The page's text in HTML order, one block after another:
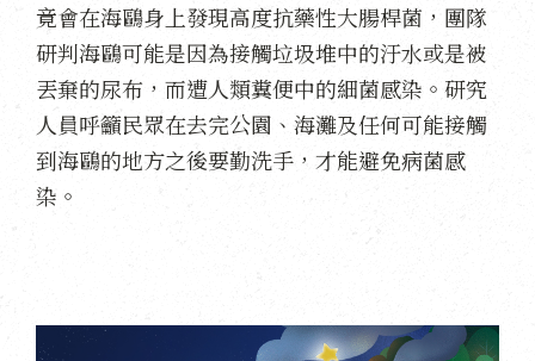
竟會在海鷗身上發現高度抗藥性大腸桿菌，團隊
研判海鷗可能是因為接觸垃圾堆中的汙水或是被
丟棄的尿布，而遭人類糞便中的細菌感染。研究
人員呼籲民眾在去完公園、海灘及任何可能接觸
到海鷗的地方之後要勤洗手，才能避免病菌感
染。